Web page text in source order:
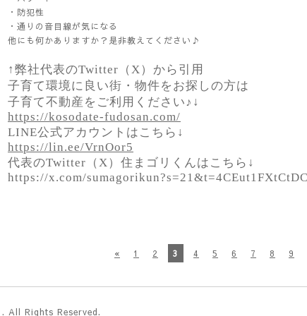
・防犯性
・通りの音目線が気になる
他にも何かありますか？是非教えてください♪
↑弊社代表のTwitter（X）から引用
子育て環境に良い街・物件をお探しの方は
子育て不動産をご利用ください♪↓
https://kosodate-fudosan.com/
LINE公式アカウントはこちら↓
https://lin.ee/VrnOor5
代表のTwitter（X）住まゴリくんはこちら↓
https://x.com/
« 1 2 3 4 5 6 7 8 9
. All Rights Reserved.